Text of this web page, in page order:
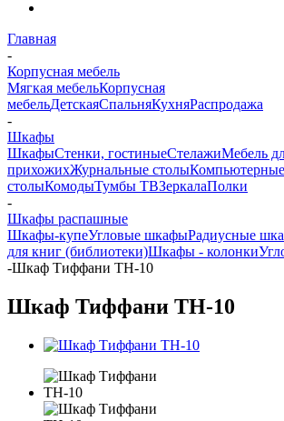
Главная
-
Корпусная мебель
Мягкая мебельКорпусная
мебельДетскаяСпальняКухняРаспродажа
-
Шкафы
ШкафыСтенки, гостиныеСтелажиМебель
прихожихЖурнальные столыКомпьютерные
столыКомодыТумбы ТВЗеркалаПолки
-
Шкафы распашные
Шкафы-купеУгловые шкафыРадиусные
для книг (библиотеки)Шкафы - колонки
-Шкаф Тиффани ТН-10
Шкаф Тиффани ТН-10